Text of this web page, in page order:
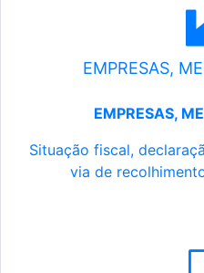
EMPRESAS,
EMPRESAS,
Situação fiscal,
via de